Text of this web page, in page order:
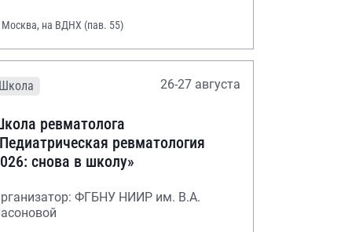
Москва, на ВДНХ (пав. 55)
Школа 26-27 августа
ревматолога
ревматология
снова в школу»
ФГБНУ НИИР им. В.А.